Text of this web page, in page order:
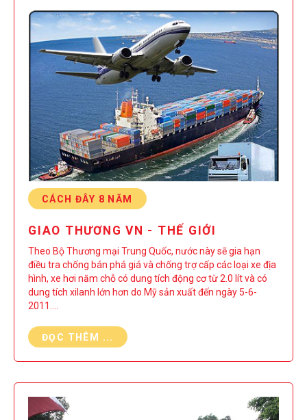
CÁCH ĐÂY 8 NĂM
GIAO THƯƠNG VN - THẾ GIỚI
Theo Bộ Thương mại Trung Quốc, nước này sẽ gia hạn
điều tra chống bán phá giá và chống trợ cấp các loại xe địa
hình, xe hơi năm chỗ có dung tích động cơ từ 2.0 lít và có
dung tích xilanh lớn hơn do Mỹ sản xuất đến ngày 5-6-
2011.…
ĐỌC THÊM ...